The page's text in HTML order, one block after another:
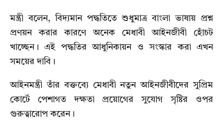
মন্ত্রী বলেন, বিদ্যমান পদ্ধতিতে শুধুমাত্র বাংলা ভাষায় প্রশ্ন
প্রণয়ন করার কারণে অনেক মেধাবী আইনজীবী হোঁচট
খাচ্ছেন। এই পদ্ধতির আধুনিকায়ন ও সংস্কার করা এখন
সময়ের দাবি।
আইনমন্ত্রী তাঁর বক্তব্যে মেধাবী নতুন আইনজীবীদের সুপ্রিম
কোর্টে পেশাগত দক্ষতা প্রয়োগের সুযোগ সৃষ্টির ওপর
গুরুত্বারোপ করেন।